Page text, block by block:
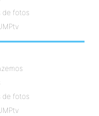
de fotos
de fotos